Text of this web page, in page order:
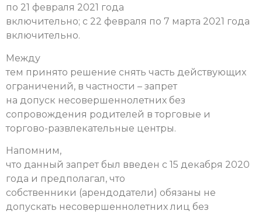
по 21 февраля 2021 года
включительно; с 22 февраля по 7 марта 2021 года
включительно.
Между
тем принято решение снять часть действующих
ограничений, в частности – запрет
на допуск несовершеннолетних без
сопровождения родителей в торговые и
торгово-развлекательные центры.
Напомним,
что данный запрет был введен с 15 декабря 2020
года и предполагал, что
собственники (арендодатели) обязаны не
допускать несовершеннолетних лиц без